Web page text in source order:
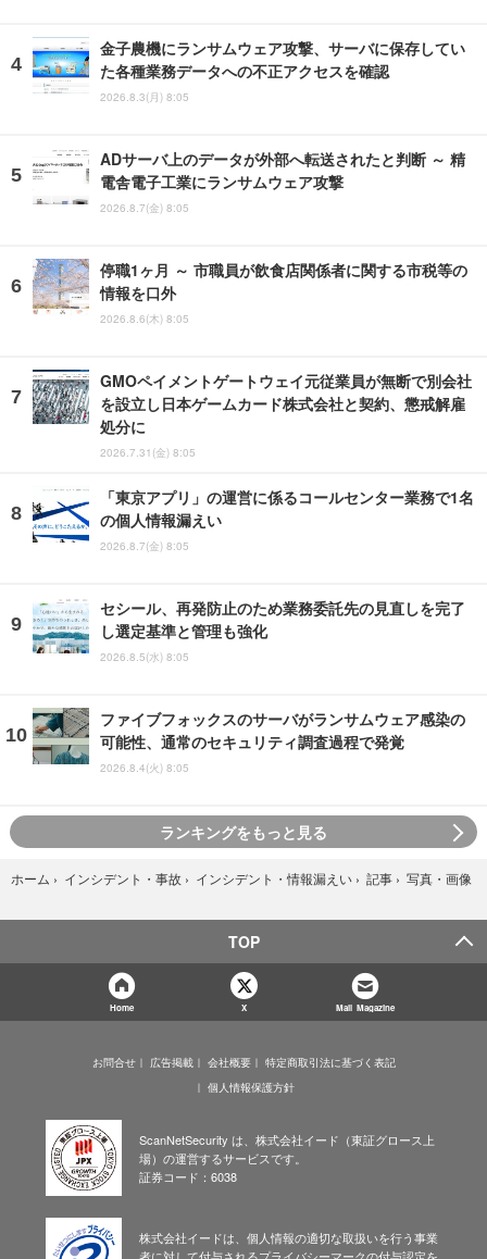
金子農機にランサムウェア攻撃、サーバに保存してい
た各種業務データへの不正アクセスを確認
2026.8.3(月) 8:05
ADサーバ上のデータが外部へ転送されたと判断 ～ 精
電舎電子工業にランサムウェア攻撃
2026.8.7(金) 8:05
停職1ヶ月 ～ 市職員が飲食店関係者に関する市税等の
情報を口外
2026.8.6(木) 8:05
GMOペイメントゲートウェイ元従業員が無断で別会社
を設立し日本ゲームカード株式会社と契約、懲戒解雇
処分に
2026.7.31(金) 8:05
「東京アプリ」の運営に係るコールセンター業務で1名
の個人情報漏えい
2026.8.7(金) 8:05
セシール、再発防止のため業務委託先の見直しを完了
し選定基準と管理も強化
2026.8.5(水) 8:05
ファイブフォックスのサーバがランサムウェア感染の
可能性、通常のセキュリティ調査過程で発覚
2026.8.4(火) 8:05
ランキングをもっと見る
ホーム › インシデント・事故 › インシデント・情報漏えい › 記事 › 写真・画像
TOP
Home X Mail Magazine
お問合せ 広告掲載 会社概要
特定商取引法に基づく表記
個人情報保護方針
ScanNetSecurity は、株式会社イード（東証グロース上
場）の運営するサービスです。
証券コード：6038
株式会社イードは、個人情報の適切な取扱いを行う事業